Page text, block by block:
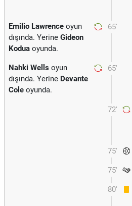
65'
Emilio Lawrence oyun
dışında. Yerine Gideon
Kodua oyunda.
65'
Nahki Wells oyun
dışında. Yerine Devante
Cole oyunda.
72'
75'
75'
80'